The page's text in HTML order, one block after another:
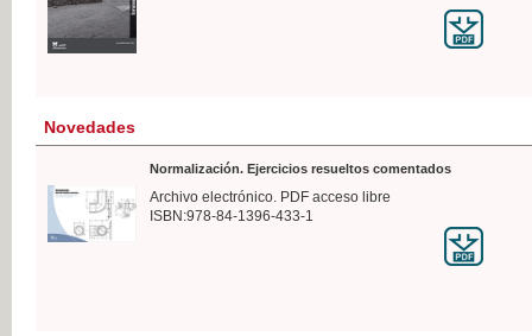
Novedades
Normalización. Ejercicios resueltos comentados
Archivo electrónico. PDF acceso libre
ISBN:978-84-1396-433-1